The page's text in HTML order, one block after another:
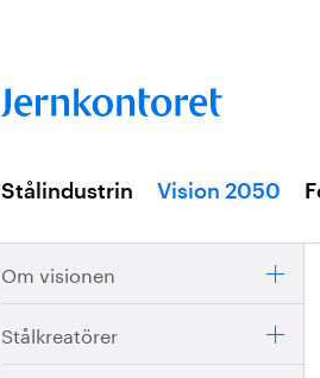
Stålindustrin Vision 2050
Om visionen
Stålkreatörer